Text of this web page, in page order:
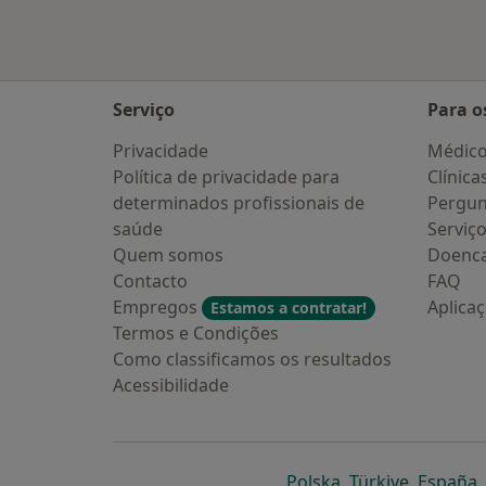
Serviço
Privacidade
Política de privacidade para
determinados profissionais de
saúde
Quem somos
Contacto
Empregos
Estamos a contratar!
Termos e Condições
Como classificamos os resultados
Acessibilidade
Para
FAQ
abre num novo
abre